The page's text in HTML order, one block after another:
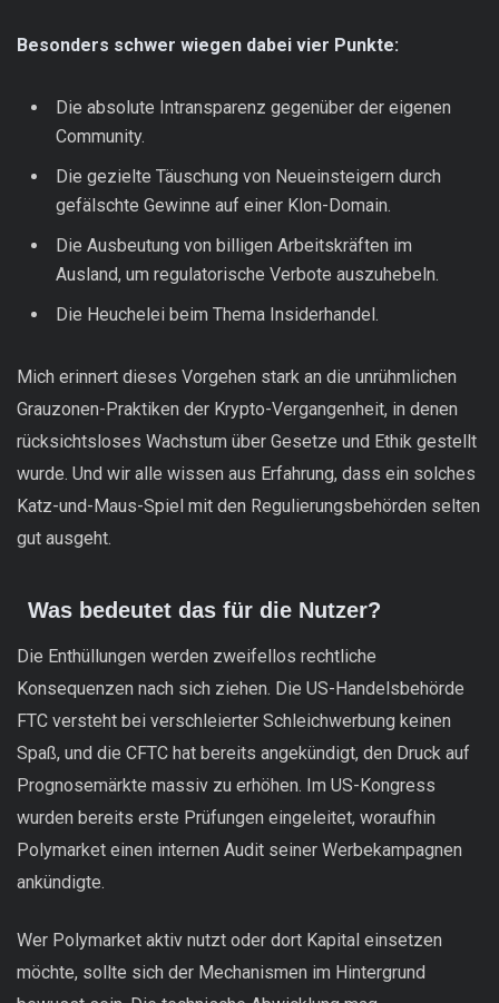
Besonders schwer wiegen dabei vier Punkte:
Die absolute Intransparenz gegenüber der eigenen
Community.
Die gezielte Täuschung von Neueinsteigern durch
gefälschte Gewinne auf einer Klon-Domain.
Die Ausbeutung von billigen Arbeitskräften im
Ausland, um regulatorische Verbote auszuhebeln.
Die Heuchelei beim Thema Insiderhandel.
Mich erinnert dieses Vorgehen stark an die unrühmlichen
Grauzonen-Praktiken der Krypto-Vergangenheit, in denen
rücksichtsloses Wachstum über Gesetze und Ethik gestellt
wurde. Und wir alle wissen aus Erfahrung, dass ein solches
Katz-und-Maus-Spiel mit den Regulierungsbehörden selten
gut ausgeht.
Was bedeutet das für die Nutzer?
Die Enthüllungen werden zweifellos rechtliche
Konsequenzen nach sich ziehen. Die US-Handelsbehörde
FTC versteht bei verschleierter Schleichwerbung keinen
Spaß, und die CFTC hat bereits angekündigt, den Druck auf
Prognosemärkte massiv zu erhöhen. Im US-Kongress
wurden bereits erste Prüfungen eingeleitet, woraufhin
Polymarket einen internen Audit seiner Werbekampagnen
ankündigte.
Wer Polymarket aktiv nutzt oder dort Kapital einsetzen
möchte, sollte sich der Mechanismen im Hintergrund